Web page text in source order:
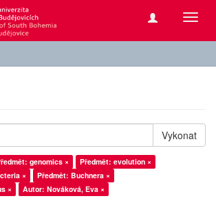
Vykonat
genomics ×
Předmět: evolution ×
×
Předmět: Buchnera ×
×
Autor: Nováková, Eva ×